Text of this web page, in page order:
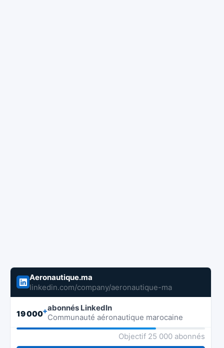
Aeronautique.ma
linkedin.com/company/aeronautique-ma
19 000+abonnés LinkedIn
Communauté aéronautique marocaine
Objectif 25 000 abonnés